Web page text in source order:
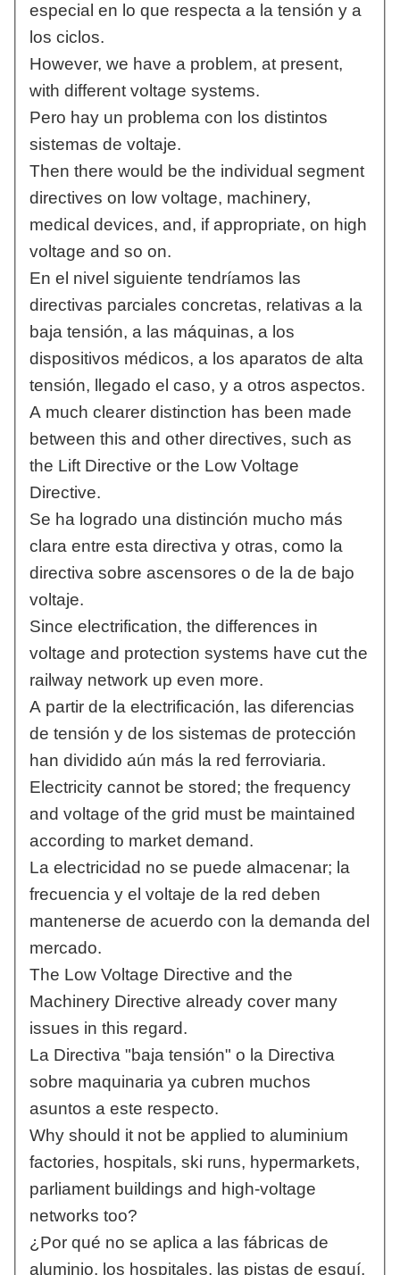
especial en lo que respecta a la tensión y a
los ciclos.
However, we have a problem, at present,
with different voltage systems.
Pero hay un problema con los distintos
sistemas de voltaje.
Then there would be the individual segment
directives on low voltage, machinery,
medical devices, and, if appropriate, on high
voltage and so on.
En el nivel siguiente tendríamos las
directivas parciales concretas, relativas a la
baja tensión, a las máquinas, a los
dispositivos médicos, a los aparatos de alta
tensión, llegado el caso, y a otros aspectos.
A much clearer distinction has been made
between this and other directives, such as
the Lift Directive or the Low Voltage
Directive.
Se ha logrado una distinción mucho más
clara entre esta directiva y otras, como la
directiva sobre ascensores o de la de bajo
voltaje.
Since electrification, the differences in
voltage and protection systems have cut the
railway network up even more.
A partir de la electrificación, las diferencias
de tensión y de los sistemas de protección
han dividido aún más la red ferroviaria.
Electricity cannot be stored; the frequency
and voltage of the grid must be maintained
according to market demand.
La electricidad no se puede almacenar; la
frecuencia y el voltaje de la red deben
mantenerse de acuerdo con la demanda del
mercado.
The Low Voltage Directive and the
Machinery Directive already cover many
issues in this regard.
La Directiva "baja tensión" o la Directiva
sobre maquinaria ya cubren muchos
asuntos a este respecto.
Why should it not be applied to aluminium
factories, hospitals, ski runs, hypermarkets,
parliament buildings and high-voltage
networks too?
¿Por qué no se aplica a las fábricas de
aluminio, los hospitales, las pistas de esquí,